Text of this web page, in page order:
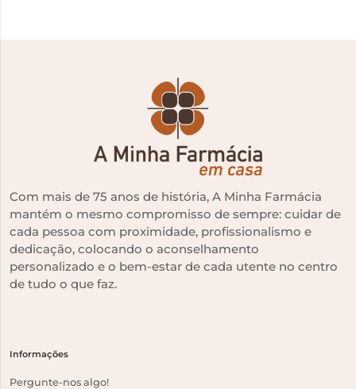
Com mais de 75 anos de história, A Minha Farmácia
mantém o mesmo compromisso de sempre: cuidar de
cada pessoa com proximidade, profissionalismo e
dedicação, colocando o aconselhamento
personalizado e o bem-estar de cada utente no centro
de tudo o que faz.
Informações
Pergunte-nos algo!